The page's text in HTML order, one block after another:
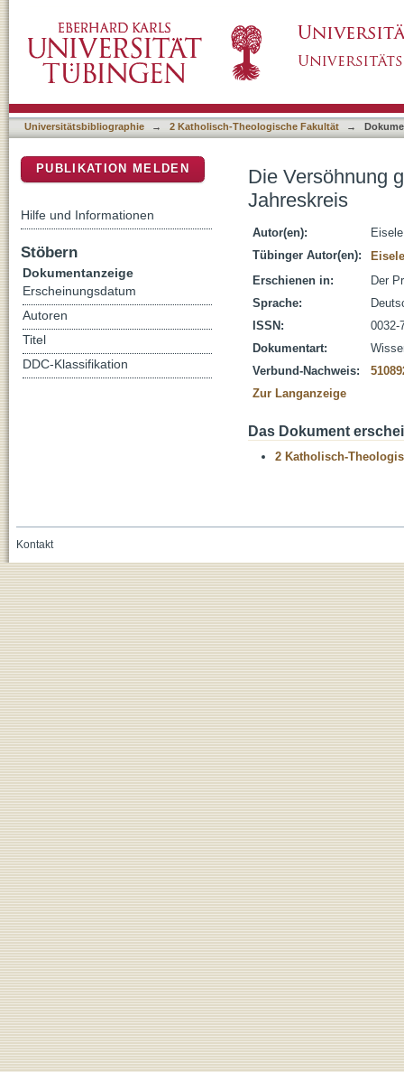
Universitätsbibliographie → 2 Katholisch-Theologische Fakultät →
Die Versöhnung
Jahreskreis
Autor(en):
Tübinger Autor(en):
Erschienen in:
Der
Sprache:
ISSN:
0032-
Dokumentart:
Verbund-Nachweis:
Zur Langanzeige
Das Dokument
2 Katholisch-
PUBLIKATION MELDEN
Hilfe und Informationen
Stöbern
Dokumentanzeige
Erscheinungsdatum
Autoren
Titel
DDC-Klassifikation
Kontakt